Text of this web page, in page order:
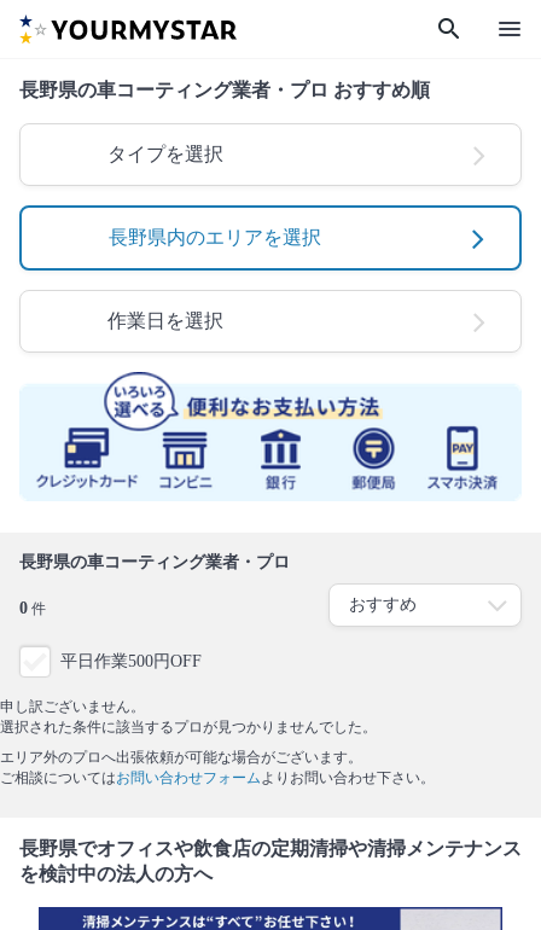
search menu
長野県の車コーティング業者・プロ おすすめ順
タイプを選択
長野県内のエリアを選択
作業日を選択
長野県の車コーティング業者・プロ
0 件
平日作業500円OFF
申し訳ございません。
選択された条件に該当するプロが見つかりませんでした。
エリア外のプロへ出張依頼が可能な場合がございます。
ご相談についてはお問い合わせフォーム よりお問い合わせ下さい。
長野県でオフィスや飲食店の定期清掃や清掃メンテナンス
を検討中の法人の方へ